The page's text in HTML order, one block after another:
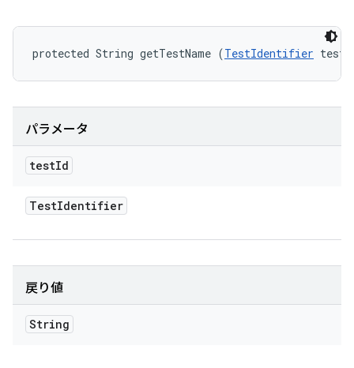
protected String getTestName (TestIdentifier
パラメータ
testId
TestIdentifier
戻り値
String